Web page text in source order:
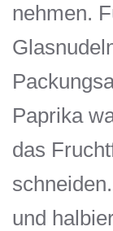
nehmen.
Paprika
das
und